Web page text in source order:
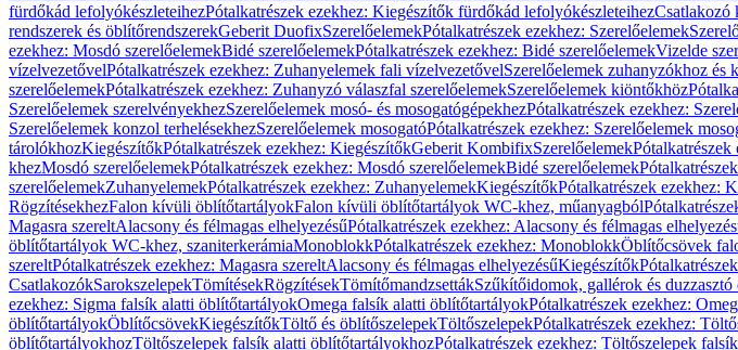
fürdőkád lefolyókészleteihezPótalkatrészek ezekhez: Kiegészítők fürdőkád lefolyókészleteihezCsatlakozó
rendszerek és öblítőrendszerekGeberit DuofixSzerelőelemekPótalkatrészek ezekhez: Szerelőelemek
ezekhez: Mosdó szerelőelemekBidé szerelőelemekPótalkatrészek ezekhez: Bidé szerelőelemekVizelde
vízelvezetővelPótalkatrészek ezekhez: Zuhanyelemek fali vízelvezetővelSzerelőelemek zuhanyzókhoz és
szerelőelemekPótalkatrészek ezekhez: Zuhanyzó válaszfal szerelőelemekSzerelőelemek kiöntőkhöz
Szerelőelemek szerelvényekhezSzerelőelemek mosó- és mosogatógépekhezPótalkatrészek ezekhez:
Szerelőelemek konzol terhelésekhezSzerelőelemek mosogatóPótalkatrészek ezekhez: Szerelőelemek
tárolókhozKiegészítőkPótalkatrészek ezekhez: KiegészítőkGeberit KombifixSzerelőelemekPótalkatrészek
khezMosdó szerelőelemekPótalkatrészek ezekhez: Mosdó szerelőelemekBidé szerelőelemek
szerelőelemekZuhanyelemekPótalkatrészek ezekhez: ZuhanyelemekKiegészítőkPótalkatrészek ezekhez:
RögzítésekhezFalon kívüli öblítőtartályokFalon kívüli öblítőtartályok WC-khez, műanyagból
Magasra szereltAlacsony és félmagas elhelyezésűPótalkatrészek ezekhez: Alacsony és félmagas
öblítőtartályok WC-khez, szaniterkerámiaMonoblokkPótalkatrészek ezekhez: MonoblokkÖblítőcsövek
szereltPótalkatrészek ezekhez: Magasra szereltAlacsony és félmagas elhelyezésűKiegészítők
CsatlakozókSarokszelepekTömítésekRögzítésekTömítőmandzsettákSzűkítőidomok, gallérok és duzzasztó
ezekhez: Sigma falsík alatti öblítőtartályokOmega falsík alatti öblítőtartályokPótalkatrészek ezekhez:
öblítőtartályokÖblítőcsövekKiegészítőkTöltő és öblítőszelepekTöltőszelepekPótalkatrészek ezekhez:
öblítőtartályokhozTöltőszelepek falsík alatti öblítőtartályokhozPótalkatrészek ezekhez: Töltőszelepek